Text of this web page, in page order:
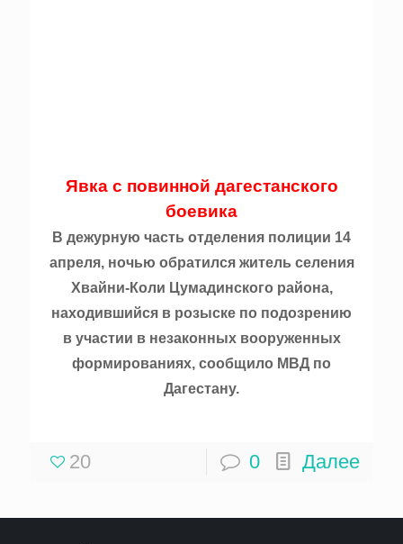
Явка с повинной дагестанского
боевика
В дежурную часть отделения полиции 14
апреля, ночью обратился житель селения
Хвайни-Коли Цумадинского района,
находившийся в розыске по подозрению
в участии в незаконных вооруженных
формированиях, сообщило МВД по
Дагестану.
20 0 Далее